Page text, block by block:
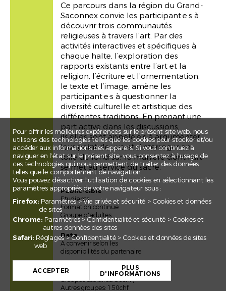
+
Ce parcours dans la région du Grand-
Saconnex convie les participant·e·s à
découvrir trois communautés
religieuses à travers l’art. Par des
activités interactives et spécifiques à
chaque halte, l’exploration des
rapports existants entre l’art et la
religion, l’écriture et l’ornementation,
le texte et l’image, amène les
participant·e·s à questionner la
diversité culturelle et artistique des
différentes traditions. En prenant une
part active dans les discussions,
ils·elles sont appelé·e·s à argumenter
leur point de vue et s’interroger en
toile de fond sur la manière dont l’art
se met au service du sacré.
Public-cible
Etudiants
Formation continue
Groupe d'adultes
Date
A convenir selon les
disponibilités du partenaire
Prix
Groupes scolaires: 50chf /
Autres groupes: 150chf
Pour offrir les meilleures expériences sur le présent site web, nous
utilisons des technologies telles que les cookies pour stocker et/ou
accéder aux informations des appareils. Si vous continuez à
naviguer en l’état sur le présent site, vous consentez à l’usage de
ces technologies qui nous permettent de traiter des données
telles que le comportement de navigation.
Vous pouvez désactiver l'utilisation de cookies en sélectionnant les
paramètres appropriés de votre navigateur sous :
Firefox: Paramètres > Vie privée et sécurité > Cookies et données
de sites
Chrome: Paramètres > Confidentialité et sécurité > Cookies et
autres données des sites
Safari: Réglages > Confidentialité > Cookies et données de sites
web
ACCEPTER PLUS
D'INFORMATIONS